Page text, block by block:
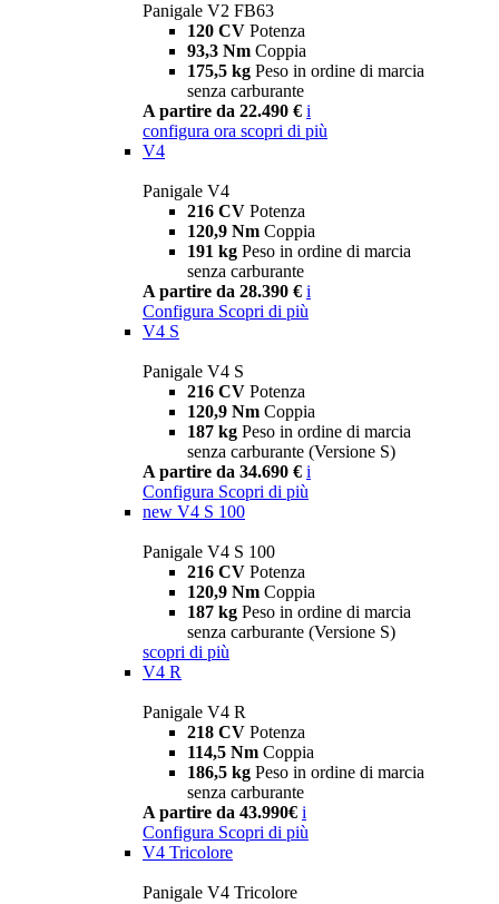
Panigale V2 FB63
120 CV Potenza
93,3 Nm Coppia
175,5 kg Peso in ordine di marcia
senza carburante
A partire da 22.490 € i
configura ora scopri di più
V4
Panigale V4
216 CV Potenza
120,9 Nm Coppia
191 kg Peso in ordine di marcia
senza carburante
A partire da 28.390 € i
Configura Scopri di più
V4 S
Panigale V4 S
216 CV Potenza
120,9 Nm Coppia
187 kg Peso in ordine di marcia
senza carburante (Versione S)
A partire da 34.690 € i
Configura Scopri di più
new V4 S 100
Panigale V4 S 100
216 CV Potenza
120,9 Nm Coppia
187 kg Peso in ordine di marcia
senza carburante (Versione S)
scopri di più
V4 R
Panigale V4 R
218 CV Potenza
114,5 Nm Coppia
186,5 kg Peso in ordine di marcia
senza carburante
A partire da 43.990€ i
Configura Scopri di più
V4 Tricolore
Panigale V4 Tricolore